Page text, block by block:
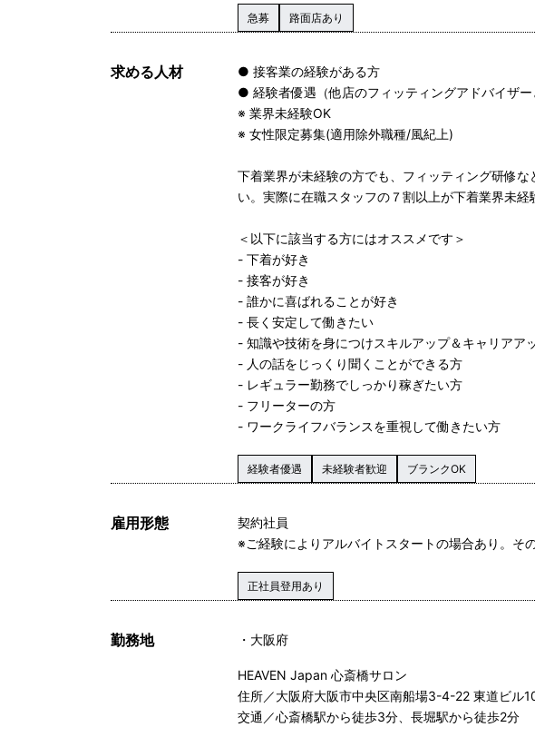
急募 路面店あり
求める人材
● 接客業の経験がある方
● 経験者優遇（他店のフィッティングアドバイザー
※ 業界未経験OK
※ 女性限定募集(適用除外職種/風紀上)
下着業界が未経験の方でも、フィッティング研修
い。実際に在職スタッフの７割以上が下着業界未経
＜以下に該当する方にはオススメです＞
- 下着が好き
- 接客が好き
- 誰かに喜ばれることが好き
- 長く安定して働きたい
- 知識や技術を身につけスキルアップ＆キャリアア
- 人の話をじっくり聞くことができる方
- レギュラー勤務でしっかり稼ぎたい方
- フリーターの方
- ワークライフバランスを重視して働きたい方
経験者優遇 未経験者歓迎 ブランクOK
雇用形態
契約社員
※ご経験によりアルバイトスタートの場合あり。そ
正社員登用あり
勤務地 大阪府
HEAVEN Japan 心斎橋サロン
住所／大阪府大阪市中央区南船場3-4-22 東道ビル
交通／心斎橋駅から徒歩3分、長堀駅から徒歩2分